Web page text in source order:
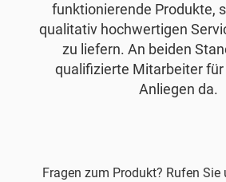
funktionierende Produkte,
qualitativ hochwertigen
zu liefern. An beiden
qualifizierte Mitarbeiter für
Anliegen da.
Fragen zum Produkt? Rufen